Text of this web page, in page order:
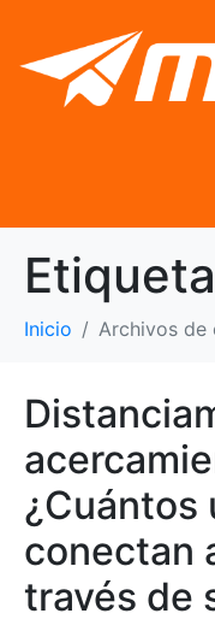
Inicio Archivos de
¿Cuántos
conectan
través de